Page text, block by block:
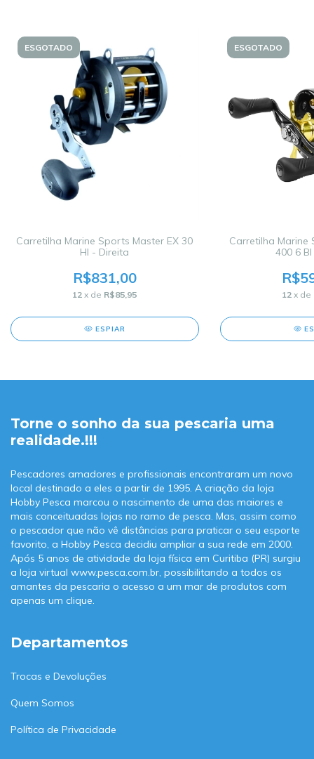
ESGOTADO
Carretilha Marine Sports Master EX 30
HI - Direita
R$831,00
12 x de R$85,95
ESPIAR
ESGOTADO
Carretilha Marine
400 6
12 x de
Torne o sonho da sua pescaria uma
realidade.!!!
Pescadores amadores e profissionais encontraram um novo
local destinado a eles a partir de 1995. A criação da loja
Hobby Pesca marcou o nascimento de uma das maiores e
mais conceituadas lojas no ramo de pesca. Mas, assim como
o pescador que não vê distâncias para praticar o seu esporte
favorito, a Hobby Pesca decidiu ampliar a sua rede em 2000.
Após 5 anos de atividade da loja física em Curitiba (PR) surgiu
a loja virtual www.pesca.com.br, possibilitando a todos os
amantes da pescaria o acesso a um mar de produtos com
apenas um clique.
Departamentos
Trocas e Devoluções
Quem Somos
Política de Privacidade